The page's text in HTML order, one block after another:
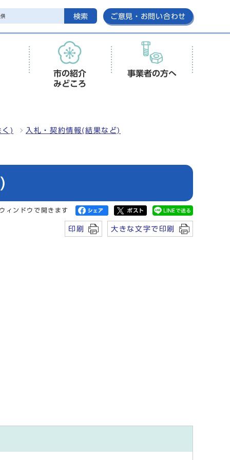
検索 ご意見・お問い合わせ
市の紹介
みどころ
事業者の方へ
く) 入札・契約情報(結果など)
ィンドウで開きます
印刷 大きな文字で印刷